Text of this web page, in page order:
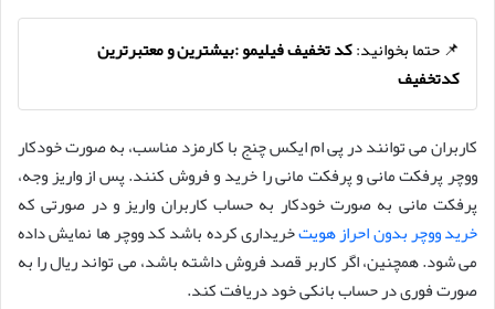
📌 حتما بخوانید:کد تخفیف فیلیمو :‌بیشترین و معتبرترین
کدتخفیف
کاربران می توانند در پی ام ایکس چنج با کارمزد مناسب، به صورت خودکار
ووچر پرفکت مانی و پرفکت مانی را خرید و فروش کنند. پس از واریز وجه،
پرفکت مانی به صورت خودکار به حساب کاربران واریز و در صورتی که
خرید ووچر بدون احراز هویتخریداری کرده باشد کد ووچر ها نمایش داده
می شود. همچنین، اگر کاربر قصد فروش داشته باشد، می تواند ریال را به
صورت فوری در حساب بانکی خود دریافت کند.